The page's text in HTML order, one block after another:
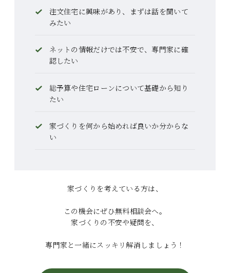
注文住宅に興味があり、まずは話を聞いて
みたい
ネットの情報だけでは不安で、専門家に確
認したい
総予算や住宅ローンについて基礎から知り
たい
家づくりを何から始めれば良いか分からな
い
家づくりを考えている方は、
この機会にぜひ無料相談会へ。
家づくりの不安や疑問を、
専門家と一緒にスッキリ解消しましょう！